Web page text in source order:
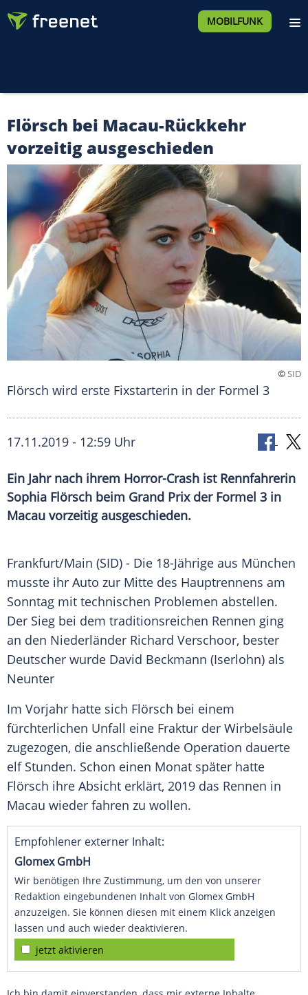
MOBILFUNK
Flörsch bei Macau-Rückkehr
vorzeitig ausgeschieden
©SID
Flörsch wird erste Fixstarterin in der Formel 3
17.11.2019 - 12:59 Uhr
Ein Jahr nach ihrem Horror-Crash ist Rennfahrerin
Sophia Flörsch beim Grand Prix der Formel 3 in
Macau vorzeitig ausgeschieden.
Frankfurt/Main (SID) - Die 18-Jährige aus München
musste ihr Auto zur Mitte des Hauptrennens am
Sonntag mit technischen Problemen abstellen.
Der Sieg bei dem traditionsreichen Rennen ging
an den Niederländer Richard Verschoor, bester
Deutscher wurde David Beckmann (Iserlohn) als
Neunter
Im Vorjahr hatte sich Flörsch bei einem
fürchterlichen Unfall eine Fraktur der Wirbelsäule
zugezogen, die anschließende Operation dauerte
elf Stunden. Schon einen Monat später hatte
Flörsch ihre Absicht erklärt, 2019 das Rennen in
Macau wieder fahren zu wollen.
Empfohlener externer Inhalt:
Glomex GmbH
Wir benötigen Ihre Zustimmung, um den von unserer
Redaktion eingebundenen Inhalt von Glomex GmbH
anzuzeigen. Sie können diesen mit einem Klick anzeigen
lassen und auch wieder deaktivieren.
jetzt aktivieren